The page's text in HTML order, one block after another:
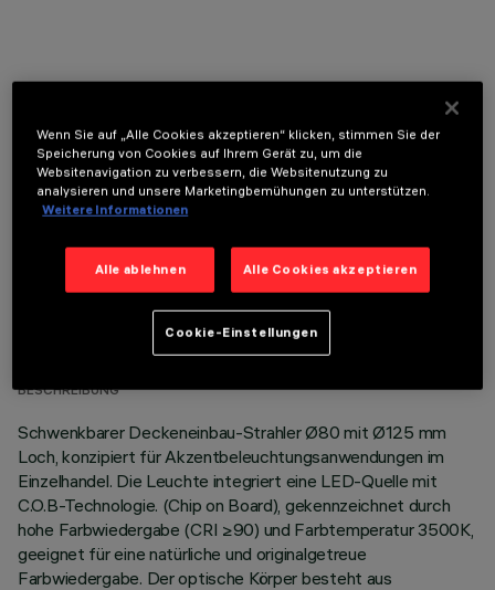
OPTIONALE KOMPONENTEN
TECHNISCHE DATEN
LETZTES UPDATE: 07.08.2026
BESCHREIBUNG
Schwenkbarer Deckeneinbau-Strahler Ø80 mit Ø125 mm
Loch, konzipiert für Akzentbeleuchtungsanwendungen im
Einzelhandel. Die Leuchte integriert eine LED-Quelle mit
C.O.B-Technologie. (Chip on Board), gekennzeichnet durch
hohe Farbwiedergabe (CRI ≥90) und Farbtemperatur 3500K,
geeignet für eine natürliche und originalgetreue
Farbwiedergabe. Der optische Körper besteht aus
Wenn Sie auf „Alle Cookies akzeptieren“ klicken, stimmen Sie der
Speicherung von Cookies auf Ihrem Gerät zu, um die
Websitenavigation zu verbessern, die Websitenutzung zu
analysieren und unsere Marketingbemühungen zu unterstützen.
Weitere Informationen
Alle ablehnen Alle Cookies akzeptieren
Cookie-Einstellungen